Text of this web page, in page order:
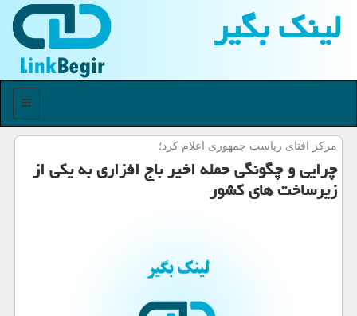
لینك بگیر
منو
مركز افتای ریاست جمهوری اعلام كرد؛
چرایی و چگونگی حمله اخیر باج افزاری به یكی از
زیرساخت های كشور